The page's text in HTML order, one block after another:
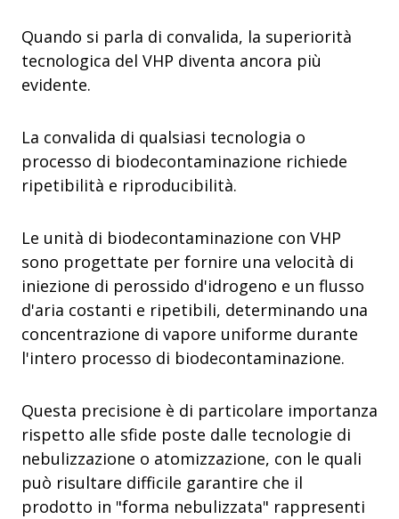
Quando si parla di convalida, la superiorità
tecnologica del VHP diventa ancora più
evidente.
La convalida di qualsiasi tecnologia o
processo di biodecontaminazione richiede
ripetibilità e riproducibilità.
Le unità di biodecontaminazione con VHP
sono progettate per fornire una velocità di
iniezione di perossido d'idrogeno e un flusso
d'aria costanti e ripetibili, determinando una
concentrazione di vapore uniforme durante
l'intero processo di biodecontaminazione.
Questa precisione è di particolare importanza
rispetto alle sfide poste dalle tecnologie di
nebulizzazione o atomizzazione, con le quali
può risultare difficile garantire che il
prodotto in "forma nebulizzata" rappresenti